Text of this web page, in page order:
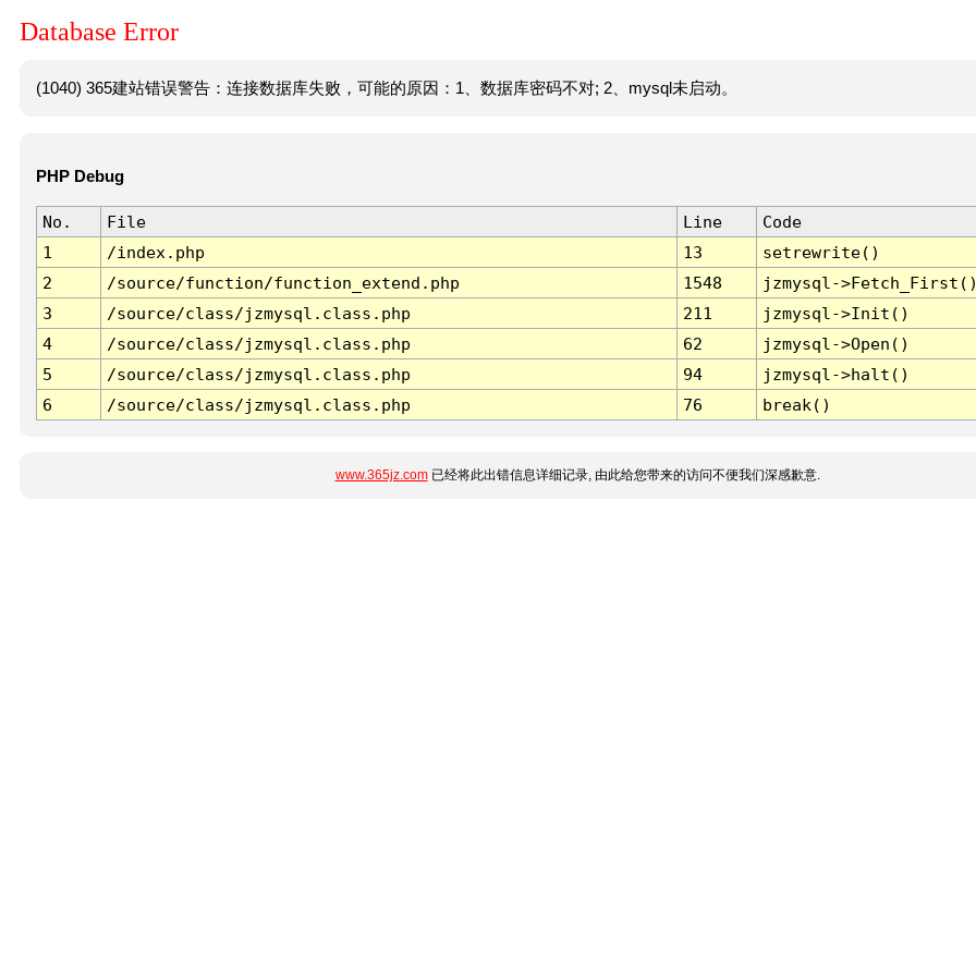
Database Error
(1040) 365建站错误警告：连接数据库失败，可能的原因：1、数据库密码不对; 2、mysql未启动。
PHP Debug
No. File Line
Code
1
/index.php 13
setrewrite()
2
/source/function/function_extend.php 1548
jzmysql-
3
/source/class/jzmysql.class.php 211
jzmysql->Init()
4
/source/class/jzmysql.class.php 62
jzmysql->Open()
5
/source/class/jzmysql.class.php 94
jzmysql->halt()
6
/source/class/jzmysql.class.php 76 break()
www.365jz.com已经将此出错信息详细记录, 由此给您带来的访问不便我们深感歉意.